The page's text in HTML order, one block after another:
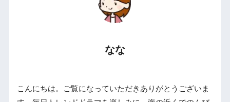
なな
こんにちは。ご覧になっていただきありがとうございま